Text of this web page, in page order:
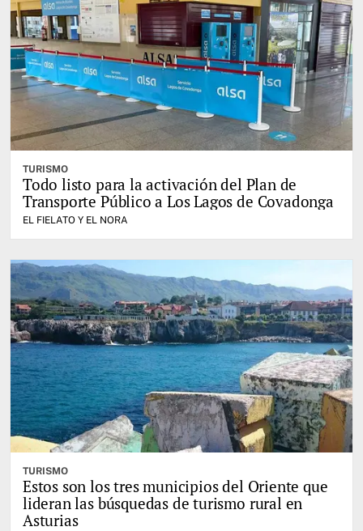
TURISMO
Todo listo para la activación del Plan de
Transporte Público a Los Lagos de Covadonga
EL FIELATO Y EL NORA
TURISMO
Estos son los tres municipios del Oriente que
lideran las búsquedas de turismo rural en
Asturias